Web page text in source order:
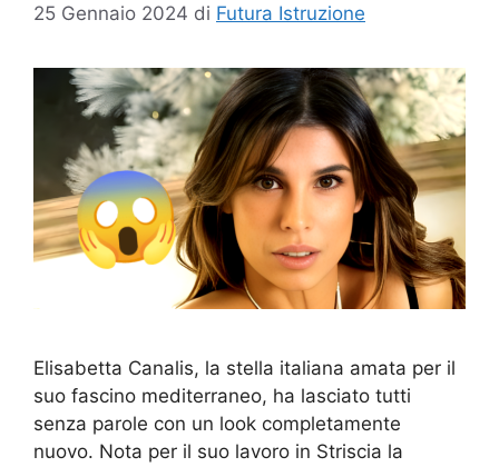
25 Gennaio 2024 di Futura Istruzione
Elisabetta Canalis, la stella italiana amata per il
suo fascino mediterraneo, ha lasciato tutti
senza parole con un look completamente
nuovo. Nota per il suo lavoro in Striscia la